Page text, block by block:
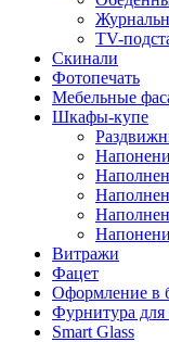
ТV-
Скинали
Фотопечать
Мебельные
Шкафы-купе
Витражи
Фацет
Оформление в
Фурнитура для
Smart Glass